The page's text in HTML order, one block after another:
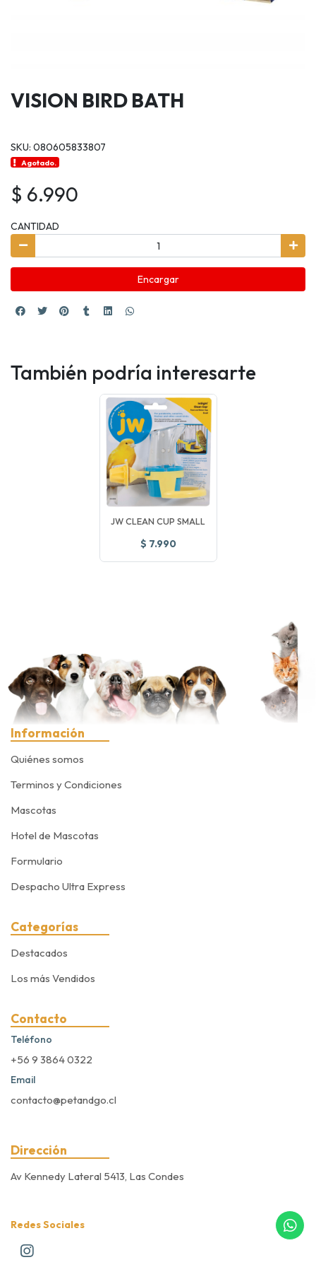
VISION BIRD BATH
SKU: 080605833807
Agotado.
$ 6.990
CANTIDAD
Encargar
También podría interesarte
JW CLEAN CUP SMALL
$ 7.990
Información
Quiénes somos
Terminos y Condiciones
Mascotas
Hotel de Mascotas
Formulario
Despacho Ultra Express
Categorías
Destacados
Los más Vendidos
Contacto
Teléfono
+56 9 3864 0322
Email
contacto@petandgo.cl
Dirección
Av Kennedy Lateral 5413, Las Condes
Redes Sociales